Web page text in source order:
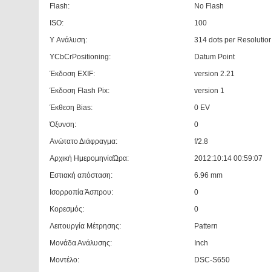
Flash:
No Flash
ISO:
100
Y Ανάλυση:
314 dots per
YCbCrPositioning:
Datum Point
Έκδοση EXIF:
version 2.21
Έκδοση Flash Pix:
version 1
Έκθεση Bias:
0 EV
Όξυνση:
0
Ανώτατο Διάφραγμα:
f/2.8
Αρχική ΗμερομηνίαΏρα:
2012:10:14 00:59:07
Εστιακή απόσταση:
6.96 mm
Ισορροπία Άσπρου:
0
Κορεσμός:
0
Λειτουργία Μέτρησης:
Pattern
Μονάδα Ανάλυσης:
Inch
Μοντέλο:
DSC-S650